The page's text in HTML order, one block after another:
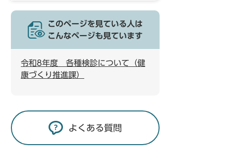
このページを見ている人は
こんなページも見ています
令和8年度 各種検診について（健
康づくり推進課）
よくある質問